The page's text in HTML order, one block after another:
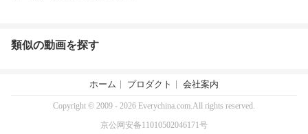
類似の動画を探す
ホーム プロダクト 会社案内
Copyright © 2009 - 2026 Everychina.com.All rights reserved.
京公网安备11010502046171号